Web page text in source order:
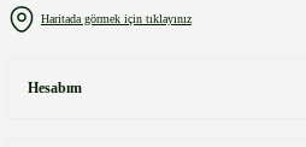
Haritada görmek için tıklayınız
Hesabım